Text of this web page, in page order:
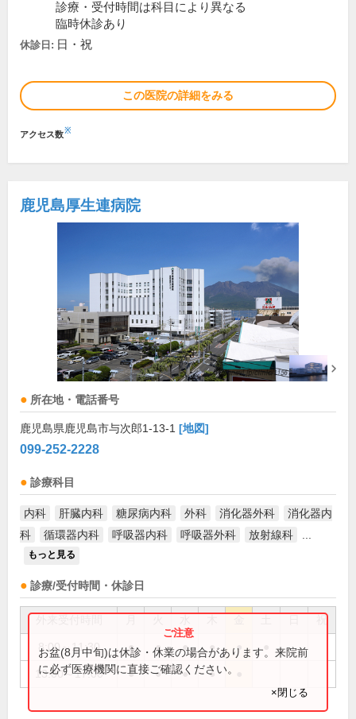
診療・受付時間は科目により異なる
臨時休診あり
休診日: 日・祝
この医院の詳細をみる
アクセス数※
鹿児島厚生連病院
所在地・電話番号
鹿児島県鹿児島市与次郎1-13-1 [地図]
099-252-2228
診療科目
内科 肝臓内科 糖尿病内科 外科 消化器外科
消化器内
科
循環器内科 呼吸器内科 呼吸器外科 放射線科
もっと見る
診療/受付時間・休診日
祝
8:00～11:30 ● ● ● ● ●
13:00～17:00 ● ● ● ●
お盆(8月中旬)は休診・休業の場合があります。来院前
に必ず医療機関に直接ご確認ください。
×閉じる